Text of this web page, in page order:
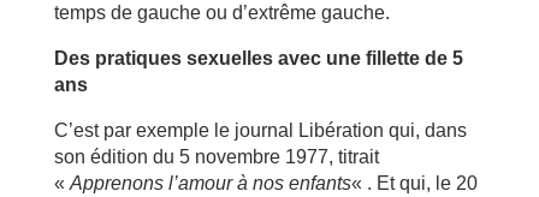
temps de gauche ou d’extrême gauche.
Des pratiques sexuelles avec une fillette de 5
ans
C’est par exemple le journal Libération qui, dans
son édition du 5 novembre 1977, titrait
« Apprenons l’amour à nos enfants« . Et qui, le 20